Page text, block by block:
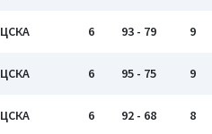
ЦСКА 6 93 - 79 9
ЦСКА 6 95 - 75 9
ЦСКА 6 92 - 68 8